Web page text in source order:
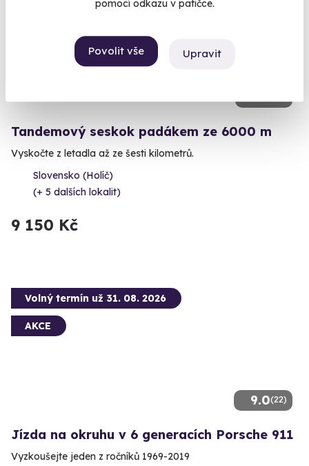
pomocí odkazu v patičce.
Povolit vše Upravit
Tandemový seskok padákem ze 6000 m
Vyskočte z letadla až ze šesti kilometrů.
Slovensko (Holíč)
(+ 5 dalších lokalit)
9 150 Kč
9.0(22)
Volný termín už 31. 08. 2026
AKCE
Jízda na okruhu v 6 generacích Porsche 911
Vyzkoušejte jeden z ročníků 1969-2019